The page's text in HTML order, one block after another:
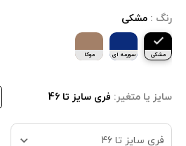
رنگ : مشکی
مشکی سورمه ای موکا
سایز یا متغیر: فری سایز تا 46
فری سایز تا 46